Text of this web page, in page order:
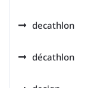
decathlon
décathlon